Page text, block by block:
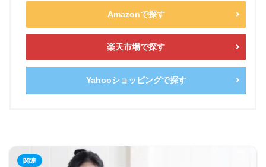
Amazonで探す
楽天市場で探す
Yahooショッピングで探す